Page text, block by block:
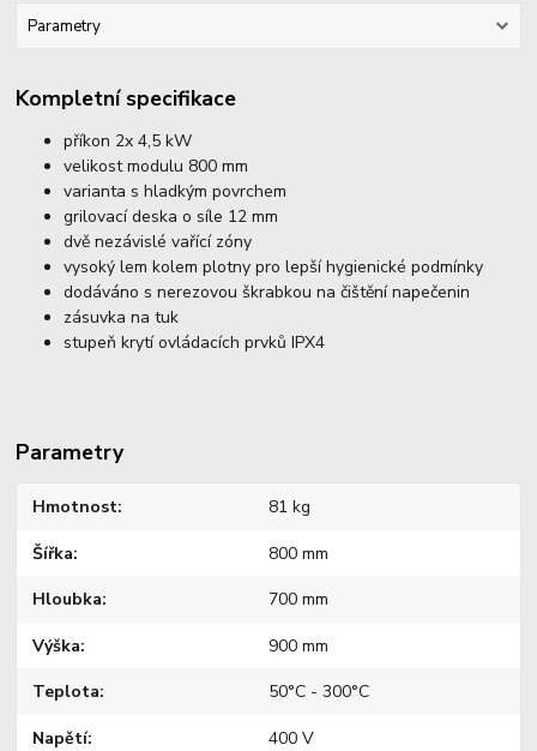
Parametry
Kompletní specifikace
příkon 2x 4,5 kW
velikost modulu 800 mm
varianta s hladkým povrchem
grilovací deska o síle 12 mm
dvě nezávislé vařící zóny
vysoký lem kolem plotny pro lepší hygienické podmínky
dodáváno s nerezovou škrabkou na čištění napečenin
zásuvka na tuk
stupeň krytí ovládacích prvků IPX4
Parametry
Hmotnost 81 kg
Šířka 800 mm
Hloubka 700 mm
Výška 900 mm
Teplota 50°C - 300°C
Napětí 400 V